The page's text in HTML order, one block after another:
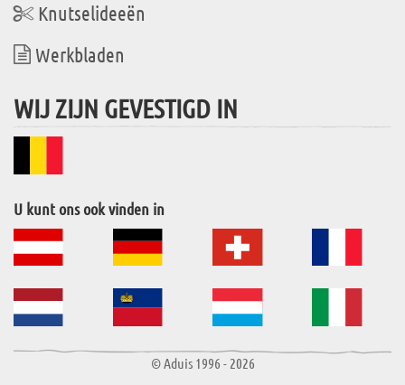
Knutselideeën
Werkbladen
WIJ ZIJN GEVESTIGD IN
U kunt ons ook vinden in
© Aduis 1996 - 2026